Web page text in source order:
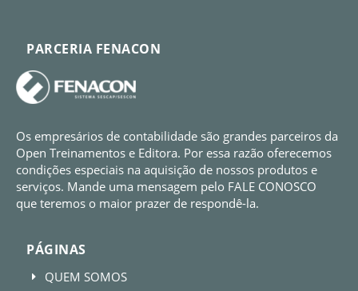
PARCERIA FENACON
Os empresários de contabilidade são grandes parceiros da
Open Treinamentos e Editora. Por essa razão oferecemos
condições especiais na aquisição de nossos produtos e
serviços. Mande uma mensagem pelo FALE CONOSCO
que teremos o maior prazer de respondê-la.
PÁGINAS
E QUEM SOMOS